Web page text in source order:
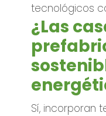
tecnológicos
¿Las
Sí, incorporan